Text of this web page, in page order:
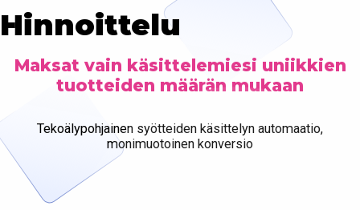
Hinnoittelu
Maksat vain käsittelemiesi uniikkien
tuotteiden määrän mukaan
Tekoälypohjainen syötteiden käsittelyn automaatio,
monimuotoinen konversio